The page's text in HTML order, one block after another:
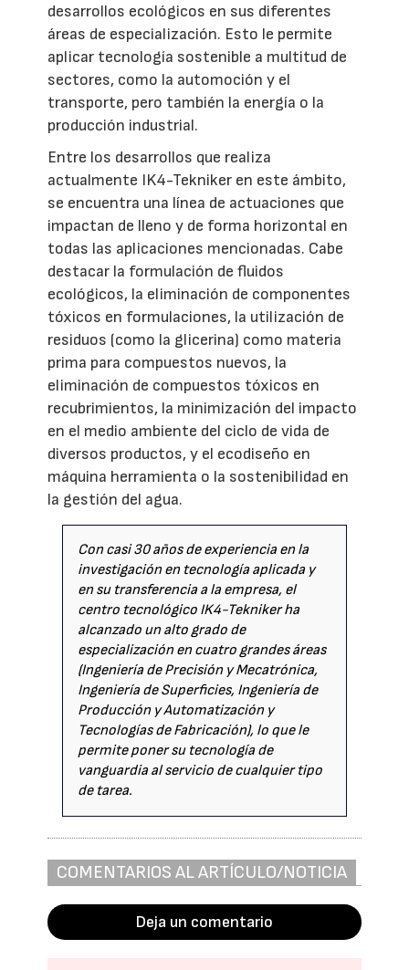
desarrollos ecológicos en sus diferentes
áreas de especialización. Esto le permite
aplicar tecnología sostenible a multitud de
sectores, como la automoción y el
transporte, pero también la energía o la
producción industrial.
Entre los desarrollos que realiza
actualmente IK4-Tekniker en este ámbito,
se encuentra una línea de actuaciones que
impactan de lleno y de forma horizontal en
todas las aplicaciones mencionadas. Cabe
destacar la formulación de fluidos
ecológicos, la eliminación de componentes
tóxicos en formulaciones, la utilización de
residuos (como la glicerina) como materia
prima para compuestos nuevos, la
eliminación de compuestos tóxicos en
recubrimientos, la minimización del impacto
en el medio ambiente del ciclo de vida de
diversos productos, y el ecodiseño en
máquina herramienta o la sostenibilidad en
la gestión del agua.
Con casi 30 años de experiencia en la
investigación en tecnología aplicada y
en su transferencia a la empresa, el
centro tecnológico IK4-Tekniker ha
alcanzado un alto grado de
especialización en cuatro grandes áreas
(Ingeniería de Precisión y Mecatrónica,
Ingeniería de Superficies, Ingeniería de
Producción y Automatización y
Tecnologías de Fabricación), lo que le
permite poner su tecnología de
vanguardia al servicio de cualquier tipo
de tarea.
COMENTARIOS AL ARTÍCULO/NOTICIA
Deja un comentario